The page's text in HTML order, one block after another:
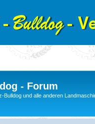
- Forum
Bulldog und alle anderen